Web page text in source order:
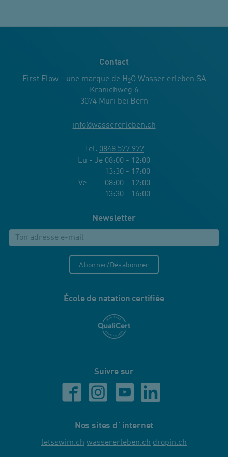
Contact
First Flow - une marque de H 2O Wasser erleben SA
Kranichweg 6
3074 Muri bei Bern
info@wassererleben.ch
Tel. 0848 577 977
Lu - Je 08:00 - 12:00
13:30 - 17:00
Ve 08:00 - 12:00
13:30 - 16:00
Newsletter
Abonner/Désabonner
École de natation certifiée
Suivre sur
Nos sites d`internet
letsswim.ch wassererleben.ch dropin.ch